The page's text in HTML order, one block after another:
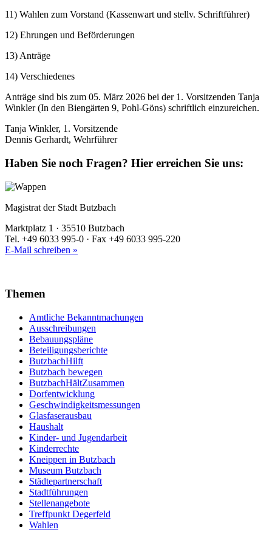
11) Wahlen zum Vorstand (Kassenwart und stellv. Schriftführer)
12) Ehrungen und Beförderungen
13) Anträge
14) Verschiedenes
Anträge sind bis zum 05. März 2026 bei der 1. Vorsitzenden Tanja
Winkler (In den Biengärten 9, Pohl-Göns) schriftlich einzureichen.
Tanja Winkler, 1. Vorsitzende
Dennis Gerhardt, Wehrführer
Haben Sie noch Fragen? Hier erreichen Sie uns:
Magistrat der Stadt Butzbach
Marktplatz 1 · 35510 Butzbach
Tel. +49 6033 995-0 · Fax +49 6033 995-220
E-Mail schreiben »
Themen
Amtliche Bekanntmachungen
Ausschreibungen
Bebauungspläne
Beteiligungsberichte
ButzbachHilft
Butzbach bewegen
ButzbachHältZusammen
Dorfentwicklung
Geschwindigkeitsmessungen
Glasfaserausbau
Haushalt
Kinder- und Jugendarbeit
Kinderrechte
Kneippen in Butzbach
Museum Butzbach
Städtepartnerschaft
Stadtführungen
Stellenangebote
Treffpunkt Degerfeld
Wahlen